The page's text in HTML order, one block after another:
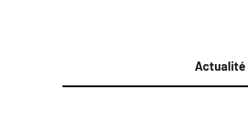
Actualité